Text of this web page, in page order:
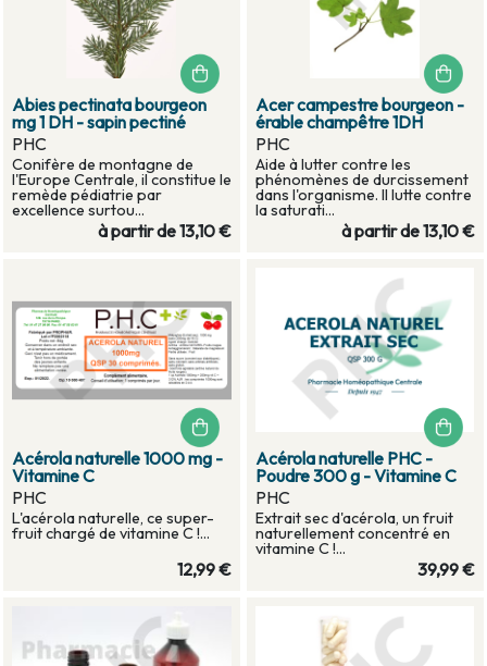
Abies pectinata bourgeon
mg 1 DH - sapin pectiné
PHC
Conifère de montagne de
l'Europe Centrale, il constitue le
remède pédiatrie par
excellence surtou...
à partir de13,10 €
Acer campestre bourgeon -
érable champêtre 1DH
PHC
Aide à lutter contre les
phénomènes de durcissement
dans l'organisme. Il lutte contre
la saturati...
à partir de13,10 €
Acérola naturelle 1000 mg -
Vitamine C
PHC
L'acérola naturelle, ce super-
fruit chargé de vitamine C !...
12,99 €
Acérola naturelle PHC -
Poudre 300 g - Vitamine C
PHC
Extrait sec d'acérola, un fruit
naturellement concentré en
vitamine C !...
39,99 €